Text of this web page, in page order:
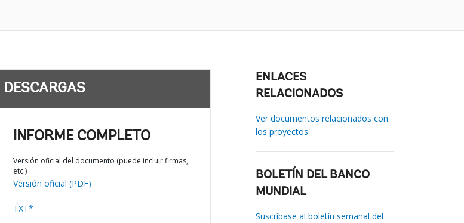
DESCARGAS
INFORME COMPLETO
Versión oficial del documento (puede incluir firmas,
etc.)
Versión oficial (PDF)
TXT*
ENLACES
RELACIONADOS
Ver documentos relacionados con
los proyectos
BOLETÍN DEL BANCO
MUNDIAL
Suscríbase al boletín semanal del